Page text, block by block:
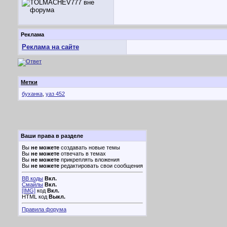
Реклама
Реклама на сайте
Метки
буханка уаз 452
Ваши права в разделе
Вы не можете создавать новые темы
Вы не можете отвечать в темах
Вы не можете прикреплять вложения
Вы не можете редактировать свои сообщения
BB коды Вкл.
Смайлы Вкл.
[IMG] код Вкл.
HTML код Выкл.
Правила форума